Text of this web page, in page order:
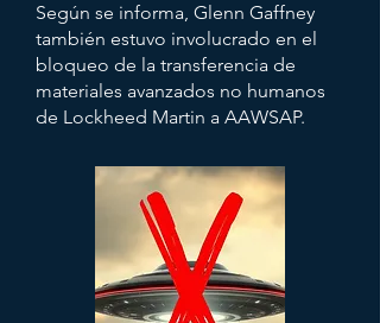
Según se informa, Glenn Gaffney
también estuvo involucrado en el
bloqueo de la transferencia de
materiales avanzados no humanos
de Lockheed Martin a AAWSAP.